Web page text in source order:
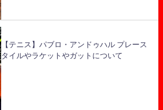
【テニス】パブロ・アンドゥハル プレース
タイルやラケットやガットについて